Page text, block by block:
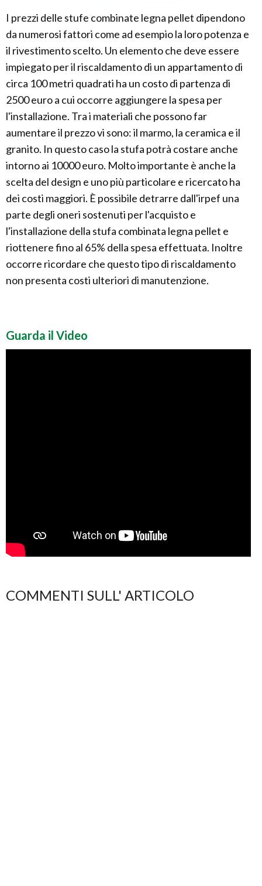
I prezzi delle stufe combinate legna pellet dipendono
da numerosi fattori come ad esempio la loro potenza e
il rivestimento scelto. Un elemento che deve essere
impiegato per il riscaldamento di un appartamento di
circa 100 metri quadrati ha un costo di partenza di
2500 euro a cui occorre aggiungere la spesa per
l'installazione. Tra i materiali che possono far
aumentare il prezzo vi sono: il marmo, la ceramica e il
granito. In questo caso la stufa potrà costare anche
intorno ai 10000 euro. Molto importante è anche la
scelta del design e uno più particolare e ricercato ha
dei costi maggiori. È possibile detrarre dall'irpef una
parte degli oneri sostenuti per l'acquisto e
l'installazione della stufa combinata legna pellet e
riottenere fino al 65% della spesa effettuata. Inoltre
occorre ricordare che questo tipo di riscaldamento
non presenta costi ulteriori di manutenzione.
Guarda il Video
COMMENTI SULL' ARTICOLO